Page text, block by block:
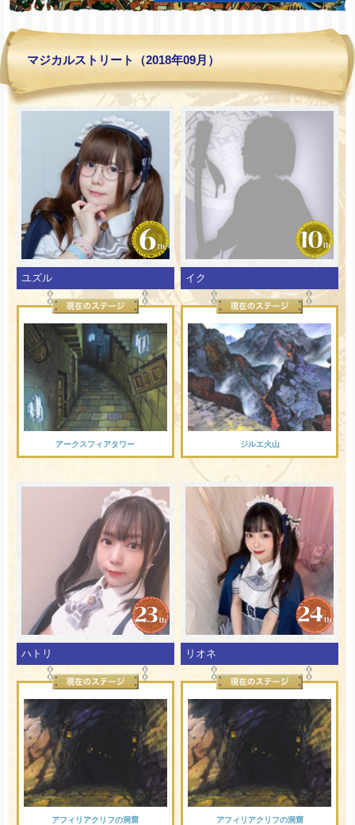
マジカルストリート（2018年09月）
ユズル
アークスフィアタワー
イク
ジルエ火山
ハトリ
アフィリアクリフの洞窟
リオネ
アフィリアクリフの洞窟